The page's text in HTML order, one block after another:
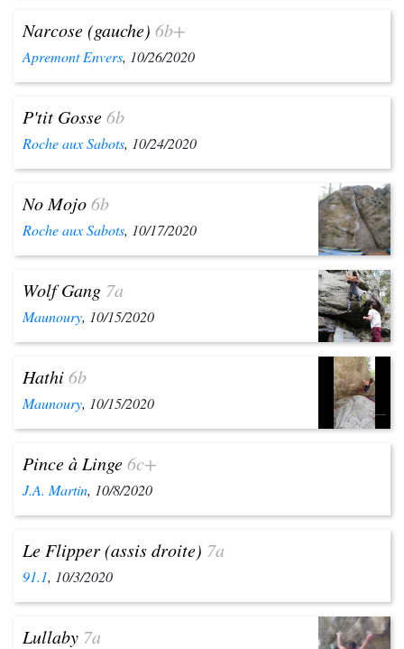
Narcose (gauche) 6b+
Apremont Envers, 10/26/2020
P'tit Gosse6b
Roche aux Sabots, 10/24/2020
No Mojo6b
Roche aux Sabots, 10/17/2020
Wolf Gang 7a
Maunoury, 10/15/2020
Hathi6b
Maunoury, 10/15/2020
Pince à Linge6c+
J.A. Martin, 10/8/2020
Le Flipper (assis droite) 7a
91.1, 10/3/2020
Lullaby 7a